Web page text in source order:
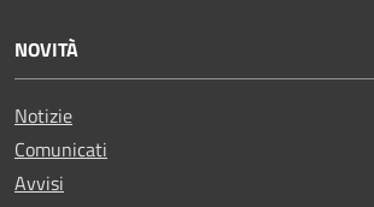
NOVITÀ
Notizie
Comunicati
Avvisi